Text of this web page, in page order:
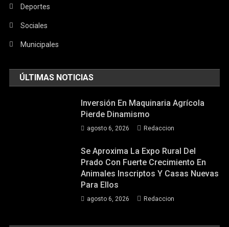
Deportes
Sociales
Municipales
ÚLTIMAS NOTICIAS
Inversión En Maquinaria Agrícola
Pierde Dinamismo
agosto 6, 2026 Redaccion
Se Aproxima La Expo Rural Del
Prado Con Fuerte Crecimiento En
Animales Inscriptos Y Casas Nuevas
Para Ellos
agosto 6, 2026 Redaccion